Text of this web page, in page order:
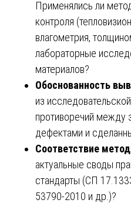
Применялись ли
контроля
влагометрия,
лабораторные
материалов?
Обоснованность
из
противоречий между
дефектами и
Соответствие
актуальные своды
стандарты (СП
53790-2010 и др.)?